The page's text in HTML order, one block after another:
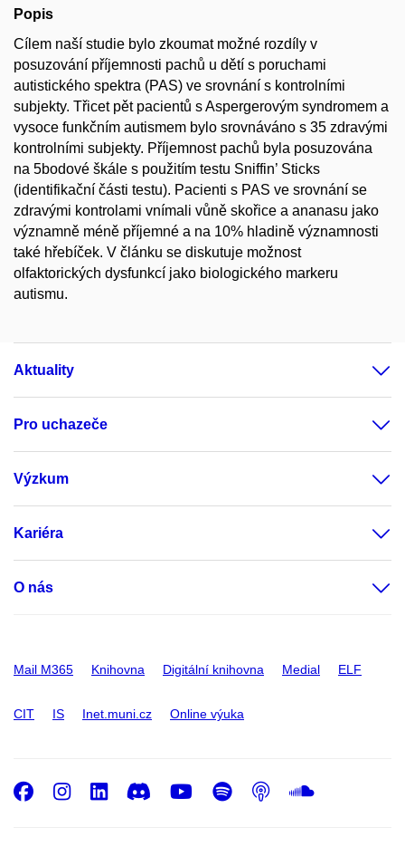
Popis
Cílem naší studie bylo zkoumat možné rozdíly v
posuzování příjemnosti pachů u dětí s poruchami
autistického spektra (PAS) ve srovnání s kontrolními
subjekty. Třicet pět pacientů s Aspergerovým syndromem a
vysoce funkčním autismem bylo srovnáváno s 35 zdravými
kontrolními subjekty. Příjemnost pachů byla posuzována
na 5bodové škále s použitím testu Sniffin’ Sticks
(identifikační části testu). Pacienti s PAS ve srovnání se
zdravými kontrolami vnímali vůně skořice a ananasu jako
významně méně příjemné a na 10% hladině významnosti
také hřebíček. V článku se diskutuje možnost
olfaktorických dysfunkcí jako biologického markeru
autismu.
Aktuality
Pro uchazeče
Výzkum
Kariéra
O nás
Mail M365 Knihovna Digitální knihovna Medial ELF
CIT IS Inet.muni.cz Online výuka
Facebook
Instagram
LinkedIn
DiscordYoutube
Spotify
Podcast